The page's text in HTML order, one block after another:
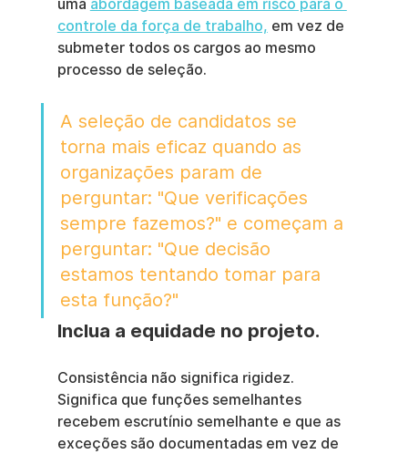
uma abordagem baseada em risco para o
controle da força de trabalho, em vez de
submeter todos os cargos ao mesmo
processo de seleção.
A seleção de candidatos se
torna mais eficaz quando as
organizações param de
perguntar: "Que verificações
sempre fazemos?" e começam a
perguntar: "Que decisão
estamos tentando tomar para
esta função?"
Inclua a equidade no projeto.
Consistência não significa rigidez.
Significa que funções semelhantes
recebem escrutínio semelhante e que as
exceções são documentadas em vez de